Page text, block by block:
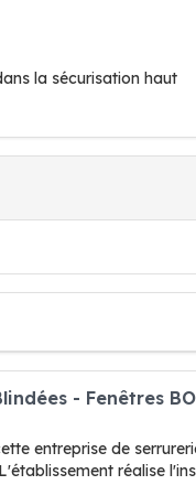
la sécurisation haut
- Fenêtres
entreprise de
réalise